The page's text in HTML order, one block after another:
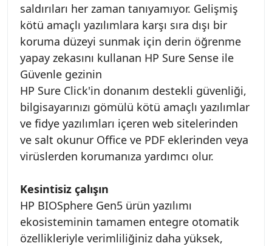
saldırıları her zaman tanıyamıyor. Gelişmiş
kötü amaçlı yazılımlara karşı sıra dışı bir
koruma düzeyi sunmak için derin öğrenme
yapay zekasını kullanan HP Sure Sense ile
Güvenle gezinin
HP Sure Click'in donanım destekli güvenliği,
bilgisayarınızı gömülü kötü amaçlı yazılımlar
ve fidye yazılımları içeren web sitelerinden
ve salt okunur Office ve PDF eklerinden veya
virüslerden korumanıza yardımcı olur.
Kesintisiz çalışın
HP BIOSphere Gen5 ürün yazılımı
ekosisteminin tamamen entegre otomatik
özellikleriyle verimliliğiniz daha yüksek,